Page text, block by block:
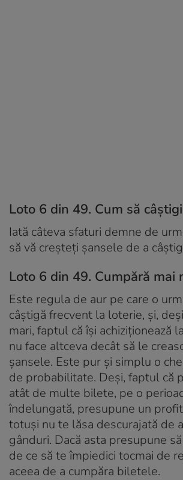
Loto 6 din 49. Cum să
Iată câteva sfaturi demne de
să vă creșteți șansele de a
Loto 6 din 49. Cumpără mai
Este regula de aur pe care o
câștigă frecvent la loterie, și,
mari, faptul că își achiziționează
nu face altceva decât să le
șansele. Este pur și simplu o
de probabilitate. Deși, faptul că
atât de multe bilete, pe o
îndelungată, presupune un
totuși nu te lăsa descurajată de
gânduri. Dacă asta presupune
de ce să te împiedici tocmai de
aceea de a cumpăra biletele.